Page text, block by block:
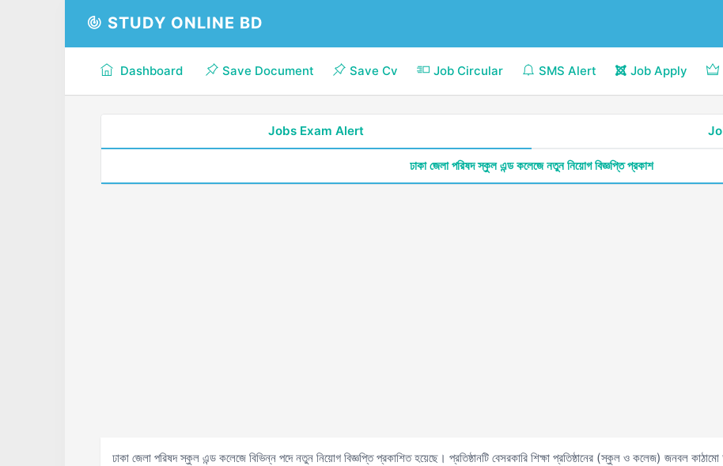
STUDY ONLINE BD
Dashboard Save Document Save Cv Job Circular SMS Alert Job Apply
Jobs Exam Alert
ঢাকা জেলা পরিষদ স্কুল এন্ড কলেজে নতুন নিয়োগ বিজ্ঞপ্তি প্রকাশ
ঢাকা জেলা পরিষদ স্কুল এন্ড কলেজে বিভিন্ন পদে নতুন নিয়োগ বিজ্ঞপ্তি প্রকাশিত হয়েছে। প্রতিষ্ঠানটি বেসরকারি শিক্ষা প্রতিষ্ঠানের (স্কুল ও কলেজ) জনবল